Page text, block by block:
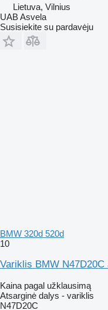
Lietuva, Vilnius
UAB Asvela
Susisiekite su pardavėju
BMW 320d 520d
10
Variklis BMW
Kaina pagal užklausimą
Atsarginė dalys - variklis
N47D20C